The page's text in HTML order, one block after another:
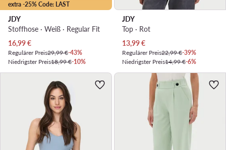
extra -25% Code: LAST
JDY
Stoffhose · Weiß · Regular Fit
Aktueller Preis
16,99€
Regulärer Preis29,99 €-43%
Niedrigster Preis18,99 €-10%
JDY
Top · Rot
Aktueller Preis
13,99€
Regulärer Preis22,99 €-39%
Niedrigster Preis14,99 €-6%